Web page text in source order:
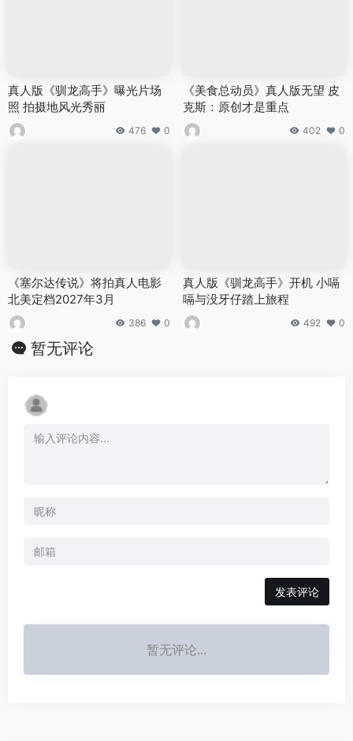
真人版《驯龙高手》曝光片场
照 拍摄地风光秀丽
476 0
《美食总动员》真人版无望 皮
克斯：原创才是重点
402 0
《塞尔达传说》将拍真人电影
北美定档2027年3月
386 0
真人版《驯龙高手》开机 小嗝
嗝与没牙仔踏上旅程
492 0
暂无评论
发表评论
暂无评论...